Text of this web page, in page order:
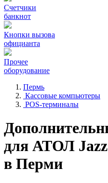
Счетчики
банкнот
Кнопки вызова
официанта
Прочее
оборудование
Пермь
Кассовые компьютеры
POS-терминалы
для АТОЛ Jazz
в Перми